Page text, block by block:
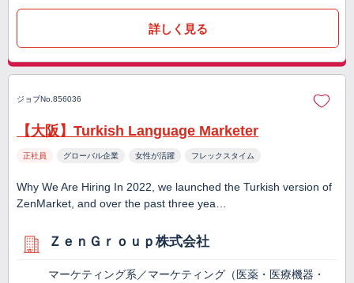
詳しく見る
ジョブNo.856036
【大阪】Turkish Language Marketer
正社員 グローバル企業 女性が活躍 フレックスタイム
Why We Are Hiring In 2022, we launched the Turkish version of
ZenMarket, and over the past three yea…
ＺｅｎＧｒｏｕｐ株式会社
マーケティング系／マーケティング（医薬・医療機器・